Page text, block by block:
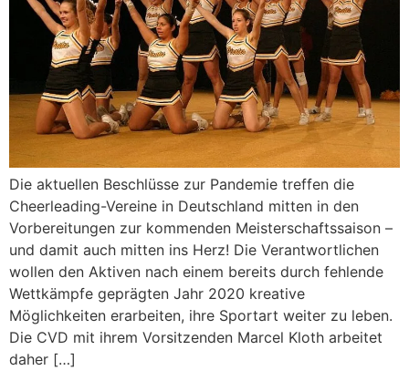
Die aktuellen Beschlüsse zur Pandemie treffen die
Cheerleading-Vereine in Deutschland mitten in den
Vorbereitungen zur kommenden Meisterschaftssaison –
und damit auch mitten ins Herz! Die Verantwortlichen
wollen den Aktiven nach einem bereits durch fehlende
Wettkämpfe geprägten Jahr 2020 kreative
Möglichkeiten erarbeiten, ihre Sportart weiter zu leben.
Die CVD mit ihrem Vorsitzenden Marcel Kloth arbeitet
daher […]